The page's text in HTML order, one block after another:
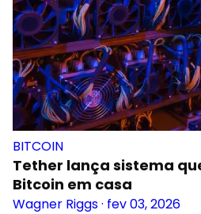
BITCOIN
Tether lança sistema
Bitcoin em casa
Wagner Riggs· fev 03, 2026